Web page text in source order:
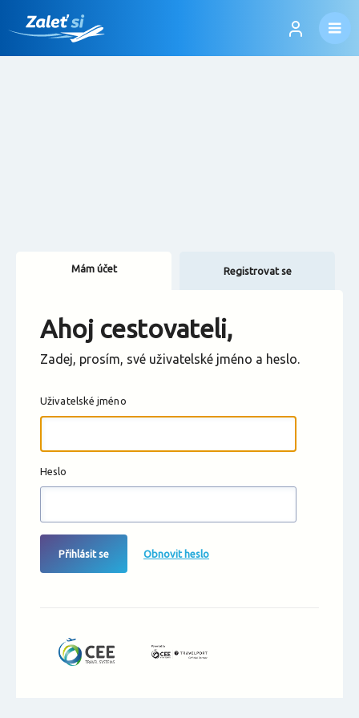
Změnit měnu
Mám účet Registrovat se
Ahoj cestovateli,
Zadej, prosím, své uživatelské jméno a heslo.
Uživatelské jméno
Heslo
Přihlásit se Obnovit heslo